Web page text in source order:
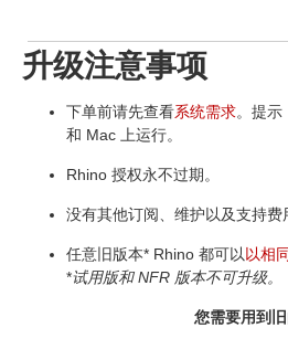
升级注意事项
下单前请先查看系统需求。提
和 Mac 上运行。
Rhino 授权永不过期。
没有其他订阅、维护以及支持费
任意旧版本* Rhino 都可以 以相
*试用版和 NFR 版本不可升级。
您需要用到旧